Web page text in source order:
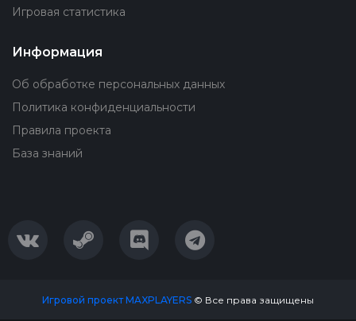
Игровая статистика
Информация
Об обработке персональных данных
Политика конфиденциальности
Правила проекта
База знаний
Игровой проект MAXPLAYERS © Все права защищены